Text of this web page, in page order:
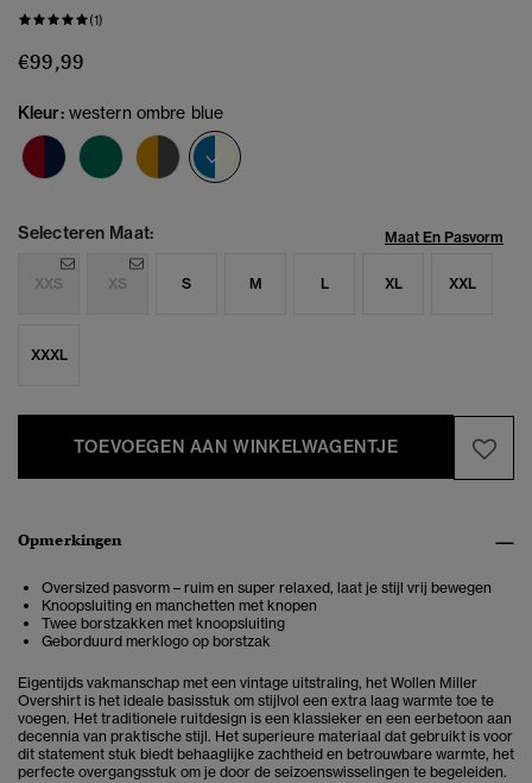
(1)
€99,99
Kleur: western ombre blue
Selecteren Maat: Maat En Pasvorm
XXS XS S M L XL XXL
XXXL
TOEVOEGEN AAN WINKELWAGENTJE
Opmerkingen
Oversized pasvorm – ruim en super relaxed, laat je stijl vrij bewegen
Knoopsluiting en manchetten met knopen
Twee borstzakken met knoopsluiting
Geborduurd merklogo op borstzak
Eigentijds vakmanschap met een vintage uitstraling, het Wollen Miller
Overshirt is het ideale basisstuk om stijlvol een extra laag warmte toe te
voegen. Het traditionele ruitdesign is een klassieker en een eerbetoon aan
decennia van praktische stijl. Het superieure materiaal dat gebruikt is voor
dit statement stuk biedt behaaglijke zachtheid en betrouwbare warmte, het
perfecte overgangsstuk om je door de seizoenswisselingen te begeleiden.